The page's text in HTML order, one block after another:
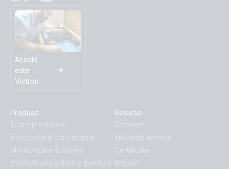
Acesta
este
Victron
Produse
Toate produsele
Încărcarcă & convertește
Monitorizare & baterii
Încărcătoare solare și panouri
Resurse
Software
Informații tehnice
Certificate
Broșuri